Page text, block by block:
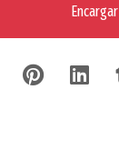
Encargar